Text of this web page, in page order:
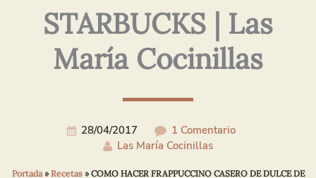
STARBUCKS | Las
María Cocinillas
28/04/2017
1 Comentario
Las María Cocinillas
Portada»Recetas»COMO HACER FRAPPUCCINO CASERO DE DULCE DE